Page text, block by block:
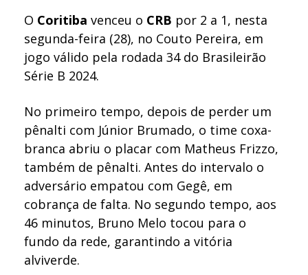
O Coritiba venceu o CRB por 2 a 1, nesta
segunda-feira (28), no Couto Pereira, em
jogo válido pela rodada 34 do Brasileirão
Série B 2024.
No primeiro tempo, depois de perder um
pênalti com Júnior Brumado, o time coxa-
branca abriu o placar com Matheus Frizzo,
também de pênalti. Antes do intervalo o
adversário empatou com Gegê, em
cobrança de falta. No segundo tempo, aos
46 minutos, Bruno Melo tocou para o
fundo da rede, garantindo a vitória
alviverde.